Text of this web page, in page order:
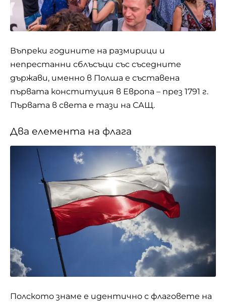
Въпреки годините на размирици и
непрестанни сблъсъци със съседните
държави, именно в Полша е съставена
първата конституция в Европа – през 1791 г.
Първата в света е тази на САЩ.
Два елемента на флага
Полското знаме е идентично с флаговете на